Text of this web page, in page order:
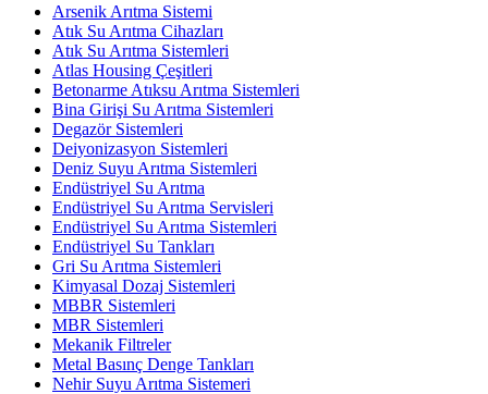
Arsenik Arıtma Sistemi
Atık Su Arıtma Cihazları
Atık Su Arıtma Sistemleri
Atlas Housing Çeşitleri
Betonarme Atıksu Arıtma Sistemleri
Bina Girişi Su Arıtma Sistemleri
Degazör Sistemleri
Deiyonizasyon Sistemleri
Deniz Suyu Arıtma Sistemleri
Endüstriyel Su Arıtma
Endüstriyel Su Arıtma Servisleri
Endüstriyel Su Arıtma Sistemleri
Endüstriyel Su Tankları
Gri Su Arıtma Sistemleri
Kimyasal Dozaj Sistemleri
MBBR Sistemleri
MBR Sistemleri
Mekanik Filtreler
Metal Basınç Denge Tankları
Nehir Suyu Arıtma Sistemeri